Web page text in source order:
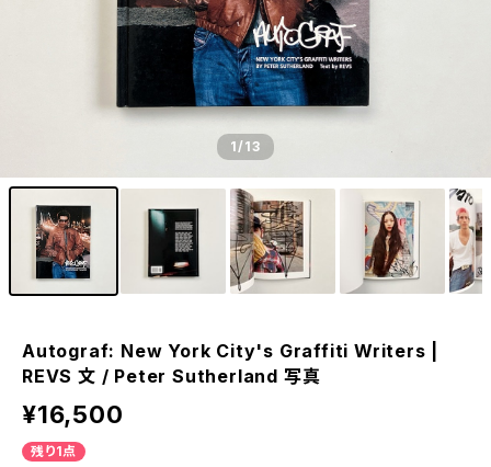
1/13
Autograf: New York City's Graffiti Writers |
REVS 文 / Peter Sutherland 写真
¥16,500
残り1点